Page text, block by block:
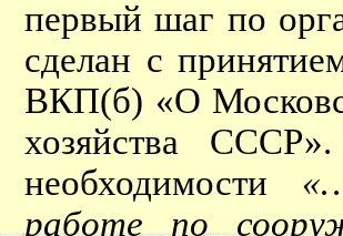
первый шаг по
сделан с
ВКП(б) «О
хозяйства
необходимости
работе по